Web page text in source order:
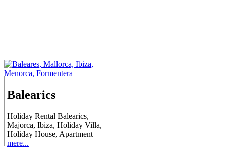
Balearics
Holiday Rental Balearics,
Majorca, Ibiza, Holiday Villa,
Holiday House, Apartment
mere...